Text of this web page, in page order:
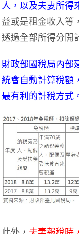
人，以及夫妻所得
益或是租金收入等
透過全部所得分開
財政部國稅局內部
統會自動計算稅額
最有利的計稅方式